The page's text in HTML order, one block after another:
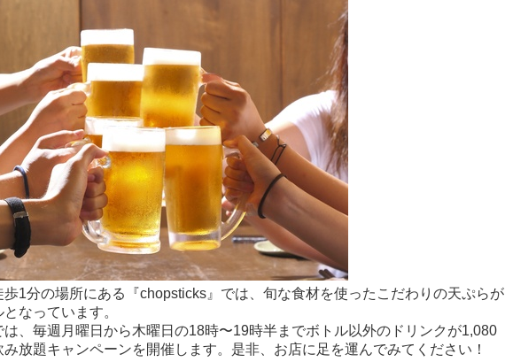
歩1分の場所にある『chopsticks』では、旬な食材を使ったこだわりの天ぷらが
なっています。
は、毎週月曜日から木曜日の18時〜19時半までボトル以外のドリンクが1,080
み放題キャンペーンを開催します。是非、お店に足を運んでみてください！